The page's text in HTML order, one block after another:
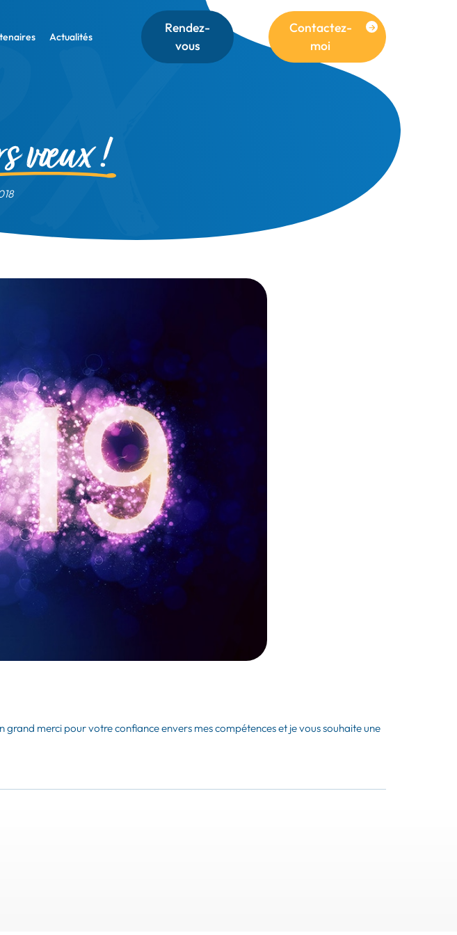
Actualités
Rendez-
vous
Contactez-
moi
vœux !
merci pour votre confiance envers mes compétences et je vous souhaite une